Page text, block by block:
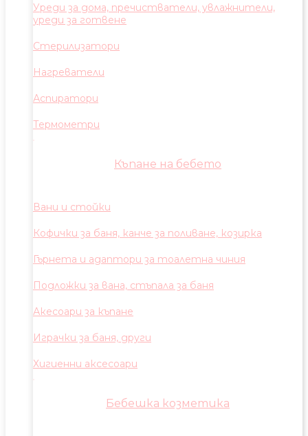
Уреди за дома, пречистватели, увлажнители,
уреди за готвене
Стерилизатори
Нагреватели
Аспиратори
Термометри
Къпане на бебето
Вани и стойки
Кофички за баня, канче за поливане, козирка
Гърнета и адаптори за тоалетна чиния
Подложки за вана, стъпала за баня
Акесоари за къпане
Играчки за баня, други
Хигиенни аксесоари
Бебешка козметика